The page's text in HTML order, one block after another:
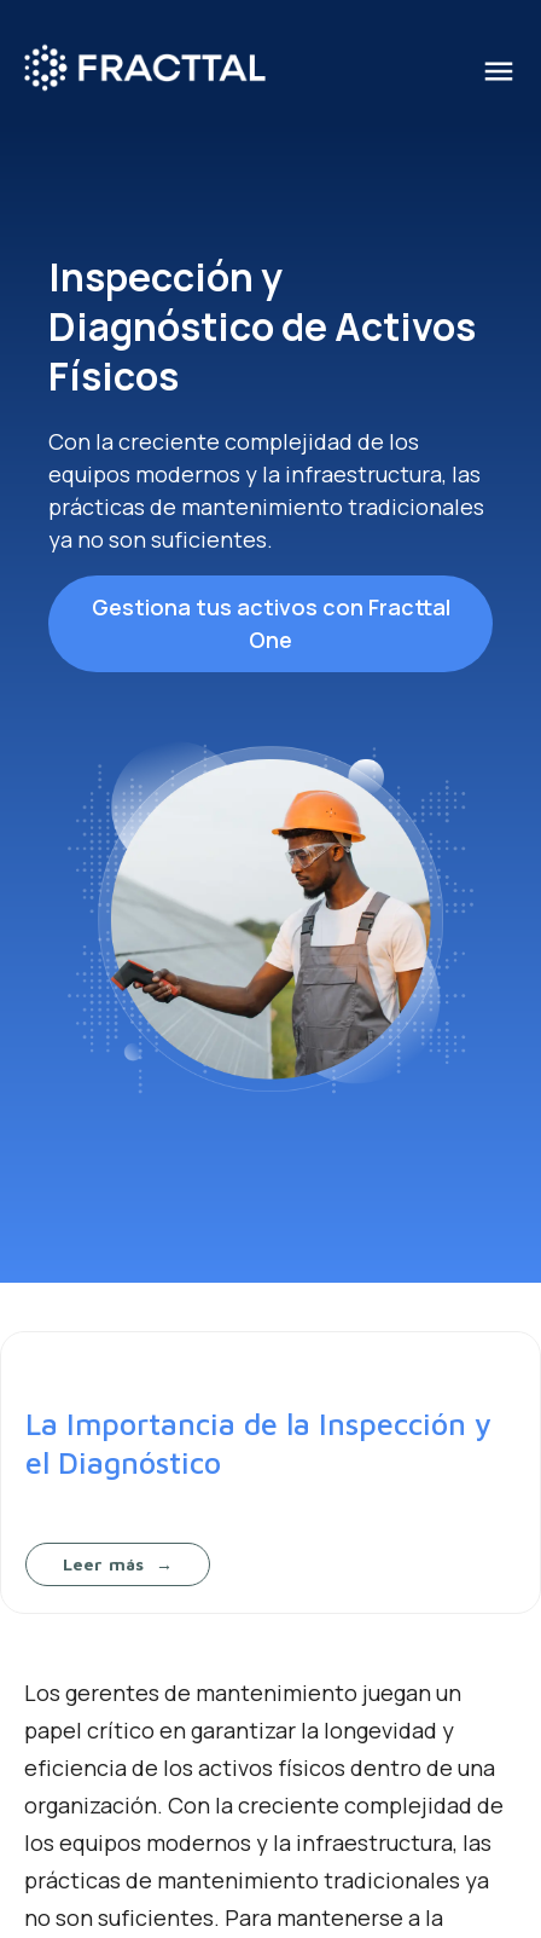
menu
Inspección y
Diagnóstico de Activos
Físicos
Con la creciente complejidad de los
equipos modernos y la infraestructura, las
prácticas de mantenimiento tradicionales
ya no son suficientes.
Gestiona tus activos con Fracttal
One
La Importancia de la Inspección y
el Diagnóstico
Leer más →
Los gerentes de mantenimiento juegan un
papel crítico en garantizar la longevidad y
eficiencia de los activos físicos dentro de una
organización. Con la creciente complejidad de
los equipos modernos y la infraestructura, las
prácticas de mantenimiento tradicionales ya
no son suficientes. Para mantenerse a la